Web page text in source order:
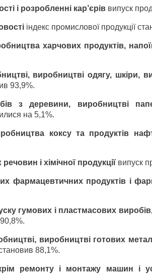
і розробленні кар’єрів випуск
індекс промислової продукції
харчових продуктів,
виробництві одягу, шкіри,
93,9%.
з деревини, виробництві
на 5,1%.
коксу та продуктів
і хімічної продукції випуск
фармацевтичних продуктів і
гумових і пластмасових
виробництві готових
88,1%.
ремонту і монтажу машин і